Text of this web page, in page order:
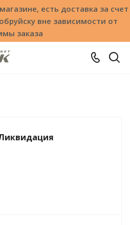
есть доставка за счет
вне зависимости от
заказа